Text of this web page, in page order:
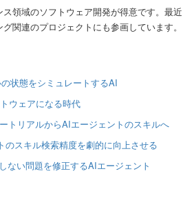
領域のソフトウェア開発が得意です。最近
関連のプロジェクトにも参画しています。
状態をシミュレートするAI
ウェアになる時代
トリアルからAIエージェントのスキルへ
スキル検索精度を劇的に向上させる
ない問題を修正するAIエージェント